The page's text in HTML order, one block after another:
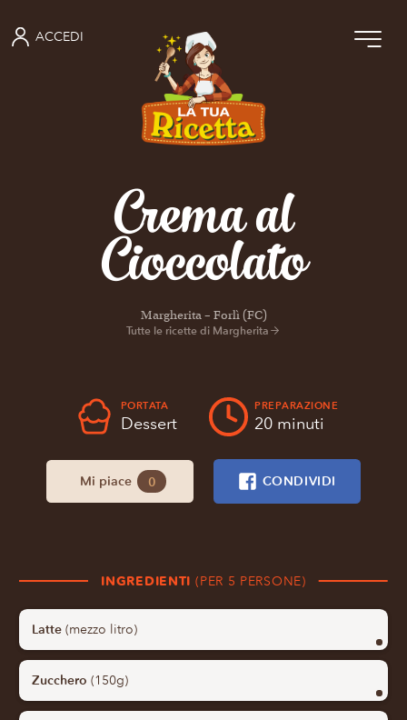
ACCEDI
Crema al
Cioccolato
Margherita – Forlì (FC)
Tutte le ricette di Margherita
PORTATA
Dessert
PREPARAZIONE
20 minuti
Mi piace 0 CONDIVIDI
INGREDIENTI (PER 5 PERSONE)
Latte (mezzo litro)
Zucchero (150g)